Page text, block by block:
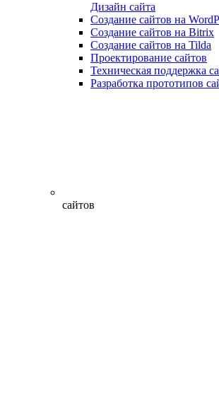
Дизайн сайта
Создание сайтов на
Создание сайтов на Bitrix
Создание сайтов на Tilda
Проектирование сайтов
Техническая поддержка
Разработка прототипов
сайтов